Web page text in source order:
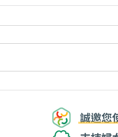
易潔塗層會致癌
活小貼士